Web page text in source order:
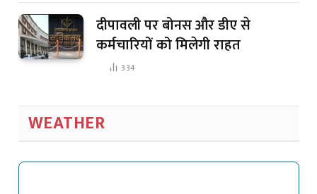
दीपावली पर बोनस और डीए से
कर्मचारियों को मिलेगी राहत
334
WEATHER